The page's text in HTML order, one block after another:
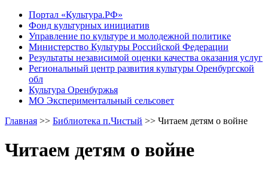
Портал «Культура.РФ»
Фонд культурных инициатив
Управление по культуре и молодежной политике
Министерство Культуры Российской Федерации
Результаты независимой оценки качества оказания услуг
Региональный центр развития культуры Оренбургской
обл
Культура Оренбуржья
МО Экспериментальный сельсовет
Главная >> Библиотека п.Чистый >> Читаем детям о войне
Читаем детям о войне